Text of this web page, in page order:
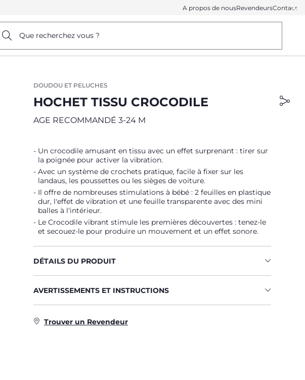
A propos de nousRevendeursContact
Que recherchez vous ?
DOUDOU ET PELUCHES
HOCHET TISSU CROCODILE
AGE RECOMMANDÉ 3-24 M
Un crocodile amusant en tissu avec un effet surprenant : tirer sur
la poignée pour activer la vibration.
Avec un système de crochets pratique, facile à fixer sur les
landaus, les poussettes ou les sièges de voiture.
Il offre de nombreuses stimulations à bébé : 2 feuilles en plastique
dur, l'effet de vibration et une feuille transparente avec des mini
balles à l'intérieur.
Le Crocodile vibrant stimule les premières découvertes : tenez-le
et secouez-le pour produire un mouvement et un effet sonore.
DÉTAILS DU PRODUIT
AVERTISSEMENTS ET INSTRUCTIONS
Trouver un Revendeur